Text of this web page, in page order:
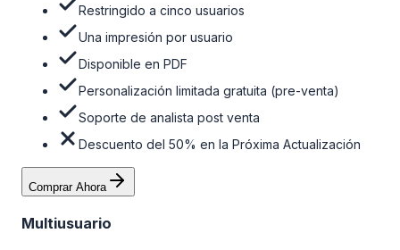
Restringido a cinco usuarios
Una impresión por usuario
Disponible en PDF
Personalización limitada gratuita (pre-venta)
Soporte de analista post venta
Descuento del 50% en la Próxima Actualización
Comprar Ahora
Multiusuario